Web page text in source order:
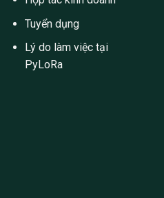
Tuyển dụng
Lý do làm việc tại
PyLoRa